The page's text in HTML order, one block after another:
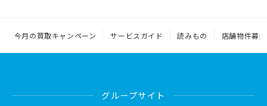
今月の買取キャンペーン サービスガイド 読みもの 店舗物件募集
グループサイト